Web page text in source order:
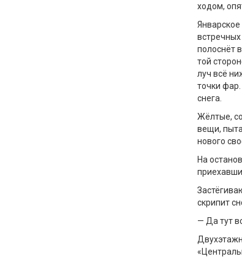
ходом,
полоснёт
той
луч всё
точки
снега.
Жёлтые,
вещи,
нового
На
скрипит
— Да тут